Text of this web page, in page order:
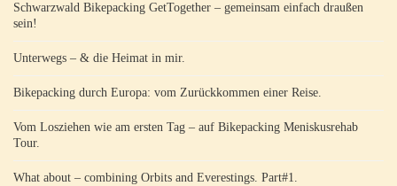
Schwarzwald Bikepacking GetTogether – gemeinsam einfach draußen
sein!
Unterwegs – & die Heimat in mir.
Bikepacking durch Europa: vom Zurückkommen einer Reise.
Vom Losziehen wie am ersten Tag – auf Bikepacking Meniskusrehab
Tour.
What about – combining Orbits and Everestings. Part#1.